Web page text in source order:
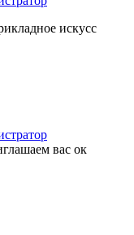
искусс
вас ок